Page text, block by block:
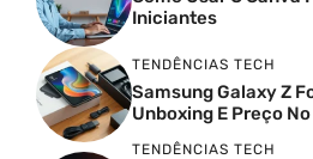
Iniciantes
TENDÊNCIAS TECH
Samsung Galaxy Z
Unboxing E Preço
TENDÊNCIAS TECH